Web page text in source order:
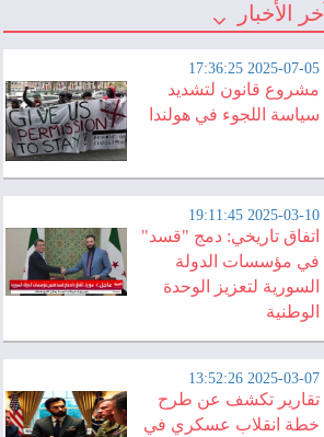
آخر الأخبار
2025-07-05 17:36:25
مشروع قانون لتشديد
سياسة اللجوء في هولندا
2025-03-10 19:11:45
اتفاق تاريخي: دمج "قسد"
في مؤسسات الدولة
السورية لتعزيز الوحدة
الوطنية
2025-03-07 13:52:26
تقارير تكشف عن طرح
خطة انقلاب عسكري في